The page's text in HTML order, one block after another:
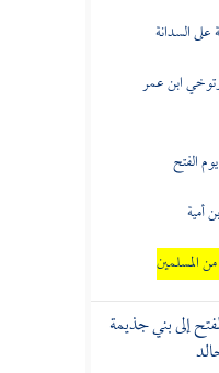
السدانة
ابن عمر
الفتح
أمية
المسلمين
إلى بني جذيمة